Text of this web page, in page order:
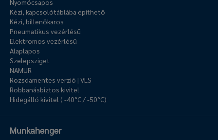
Nyomócsapos
Kézi, kapcsolótáblába építhető
Kézi, billenőkaros
Pneumatikus vezérlésű
Elektromos vezérlésű
Alaplapos
Szelepsziget
NAMUR
Rozsdamentes verzió | VES
Robbanásbiztos kivitel
Hidegálló kivitel ( -40°C / -50°C)
Munkahenger